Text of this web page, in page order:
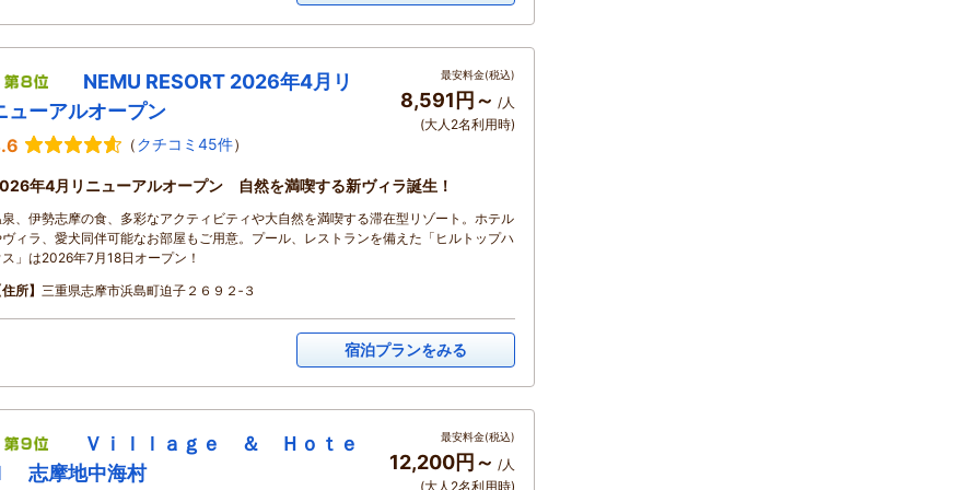
NEMU RESORT 2026年4月リ
ューアルオープン
（クチコミ45件）
最安料金(税込)
8,591円～ /人
(大人2名利用時)
年4月リニューアルオープン 自然を満喫する新ヴィラ誕生！
、伊勢志摩の食、多彩なアクティビティや大自然を満喫する滞在型リゾート。ホテル
ィラ、愛犬同伴可能なお部屋もご用意。プール、レストランを備えた「ヒルトップハ
」は2026年7月18日オープン！
所】 三重県志摩市浜島町迫子２６９２‐３
宿泊プランをみる
Ｖｉｌｌａｇｅ ＆ Ｈｏｔｅ
志摩地中海村
最安料金(税込)
12,200円～ /人
(大人2名利用時)